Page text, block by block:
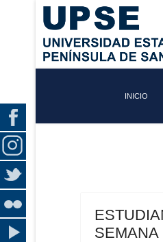
INICIO
SEMANA